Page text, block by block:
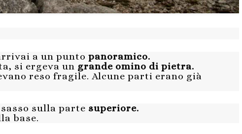
a un punto panoramico.
si ergeva un grande omino di pietra.
reso fragile. Alcune parti erano già
sulla parte superiore.
base.